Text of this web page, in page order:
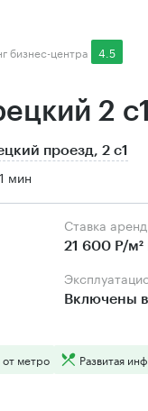
бизнес-центра 4.5
2 с1
проезд, 2 с1
мин
Ставка
21 600 Р/м²
Включены
метро Развитая